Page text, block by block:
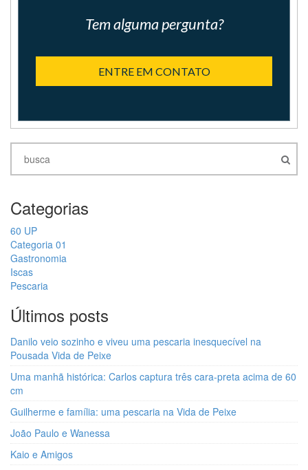
Tem alguma pergunta?
ENTRE EM CONTATO
Categorias
60 UP
Categoria 01
Gastronomia
Iscas
Pescaria
Últimos posts
Danilo veio sozinho e viveu uma pescaria inesquecível na
Pousada Vida de Peixe
Uma manhã histórica: Carlos captura três cara-preta acima de 60
cm
Guilherme e família: uma pescaria na Vida de Peixe
João Paulo e Wanessa
Kaio e Amigos